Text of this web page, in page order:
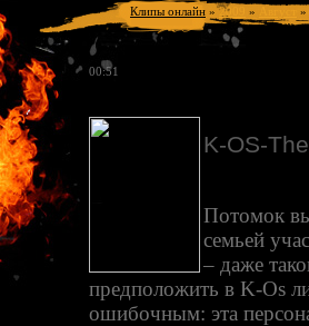
Клипы онлайн »2009 » Август »
00:51
K-OS-
Потомок
семьей
– даже
предположить в K-Os
ошибочным: эта